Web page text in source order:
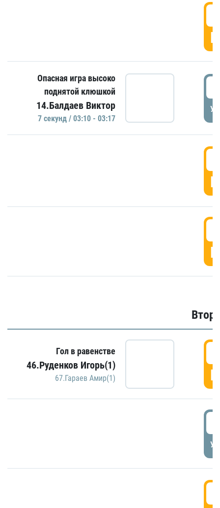
Опасная игра высоко
поднятой клюшкой
14.Балдаев Виктор
7 секунд / 03:10 - 03:17
Гол в равенстве
46.Руденков Игорь(1)
67.Гараев Амир(1)